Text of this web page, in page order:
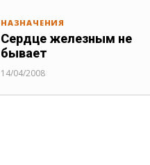
НАЗНАЧЕНИЯ
Сердце железным не
бывает
14/04/2008